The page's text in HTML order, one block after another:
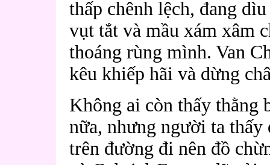
thấp chênh lệch, đang
vụt tắt và mầu xám xâm
thoáng rùng mình. Van
kêu khiếp hãi và dừng
Không ai còn thấy thằng
nữa, nhưng người ta
trên đường đi nên đồ